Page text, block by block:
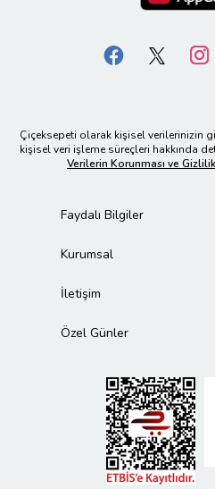
Çiçeksepeti olarak kişisel verilerinizin
kişisel veri işleme süreçleri hakkında
Verilerin Korunması ve
Faydalı Bilgiler
Kurumsal
İletişim
Özel Günler